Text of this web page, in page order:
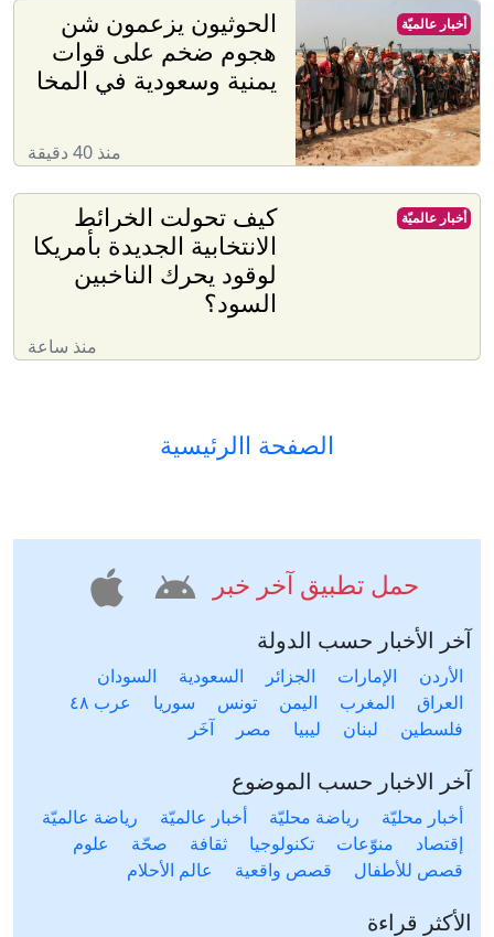
الحوثيون يزعمون شن
هجوم ضخم على قوات
يمنية وسعودية في المخا
منذ 40 دقيقة
أخبار عالميّة
كيف تحولت الخرائط
الانتخابية الجديدة بأمريكا
لوقود يحرك الناخبين
السود؟
منذ ساعة
أخبار عالميّة
الصفحة االرئيسية
حمل تطبيق آخر خبر
آخر الأخبار حسب الدولة
الأردن الإمارات الجزائر السعودية
السودان
العراق
المغرب اليمن تونس سوريا
عرب ٤٨
فلسطين
لبنان ليبيا مصر آخَر
آخر الاخبار حسب الموضوع
أخبار محليّة رياضة محليّة أخبار عالميّة
رياضة عالميّة
إقتصاد
منوّعات تكنولوجيا ثقافة صحّة
علوم
قصص للأطفال
قصص واقعية عالم الأحلام
الأكثر قراءة